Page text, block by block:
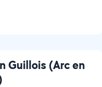
Guillois (Arc en